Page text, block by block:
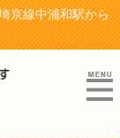
京線中浦和駅から